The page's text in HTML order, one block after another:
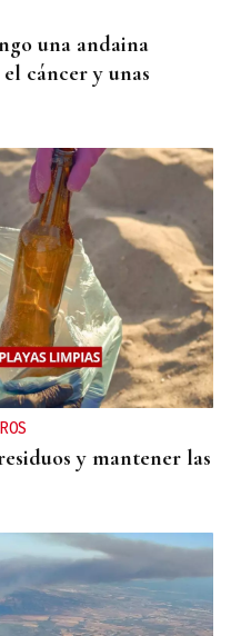
una andaina
cáncer y unas
y mantener las